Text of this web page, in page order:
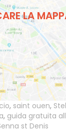
LA
, saint ouen,
, guida gratuita
st Denis